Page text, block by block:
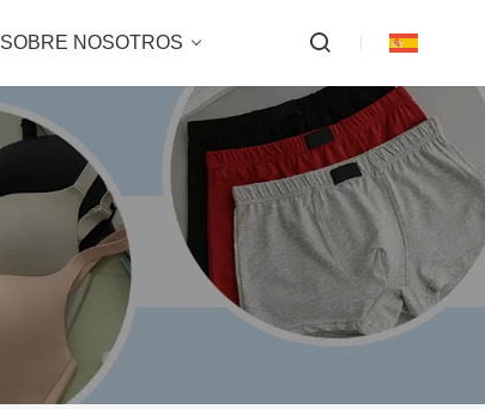
SOBRE NOSOTROS